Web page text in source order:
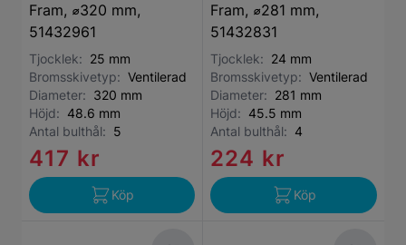
Fram, ⌀320 mm,
51432961
Tjocklek: 25 mm
Bromsskivetyp: Ventilerad
Diameter: 320 mm
Höjd: 48.6 mm
Antal bulthål: 5
417 kr
Köp
Fram, ⌀281 mm,
51432831
Tjocklek: 24 mm
Bromsskivetyp: Ventilerad
Diameter: 281 mm
Höjd: 45.5 mm
Antal bulthål: 4
224 kr
Köp